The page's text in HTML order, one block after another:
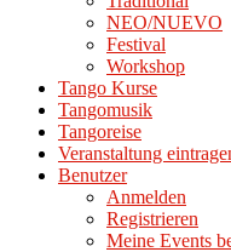
NEO/NUEVO
Festival
Workshop
Tango Kurse
Tangomusik
Tangoreise
Veranstaltung
Benutzer
Anmelden
Registrieren
Meine Events